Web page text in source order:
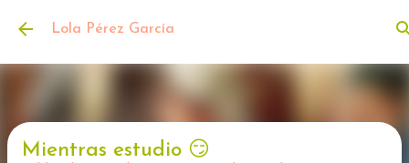
Ir al contenido principal
Lola Pérez García
Mientras estudio 😏